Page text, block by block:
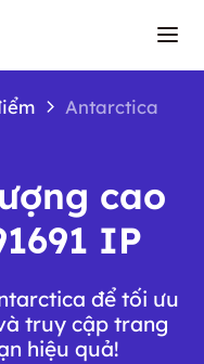
Antarctica
cao
IP
để tối ưu
truy cập trang
hiệu quả!